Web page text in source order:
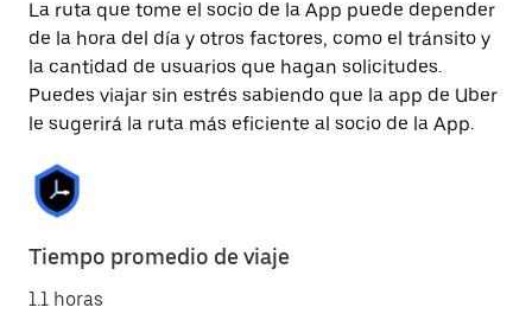
La ruta que tome el socio de la App puede depender
de la hora del día y otros factores, como el tránsito y
la cantidad de usuarios que hagan solicitudes.
Puedes viajar sin estrés sabiendo que la app de Uber
le sugerirá la ruta más eficiente al socio de la App.
Tiempo promedio de viaje
1.1 horas